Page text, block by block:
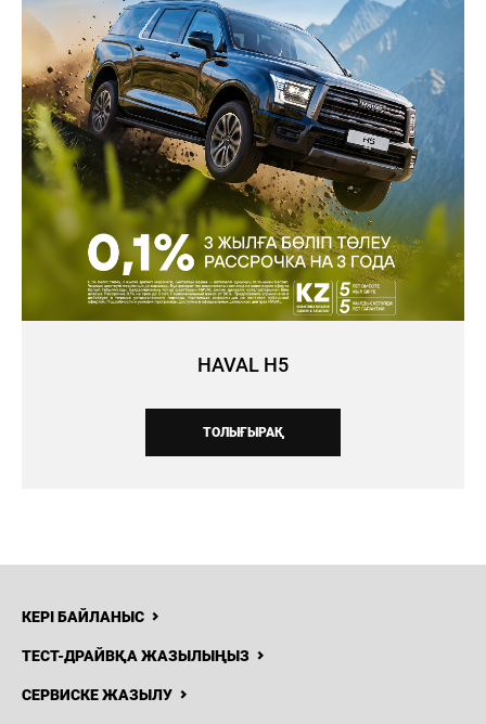
HAVAL H5
ТОЛЫҒЫРАҚ
КЕРІ БАЙЛАНЫС
ТЕСТ-ДРАЙВҚА ЖАЗЫЛЫҢЫЗ
СЕРВИСКЕ ЖАЗЫЛУ